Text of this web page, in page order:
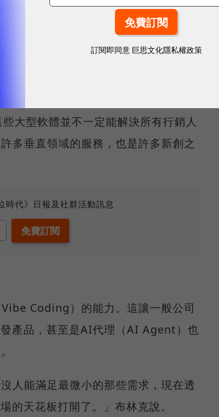
AI的幫助下，將變得更加長尾。
。大型企業軟體如Salesforce、
大型軟體並不一定能解決所有行銷人
多垂直領域的服務，也是許多新創之
時代》日報及社群活動訊息
Coding）的能力。這讓一般公司
產品，甚至是AI代理（AI Agent）也
人能滿足最微小的那些需求，現在透
天花板打開了。」布林克說。
訂閱即同意 巨思文化隱私權政策